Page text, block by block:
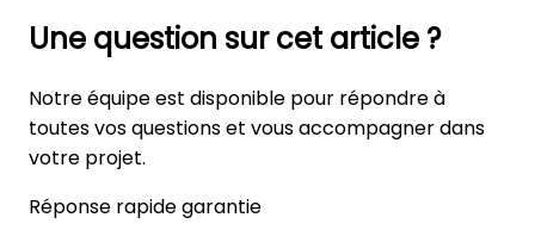
Une question sur cet article ?
Notre équipe est disponible pour répondre à
toutes vos questions et vous accompagner dans
votre projet.
Réponse rapide garantie